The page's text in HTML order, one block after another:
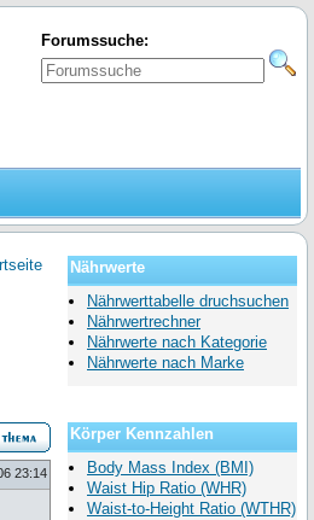
Forumssuche:
23:14
Nährwerte
Nährwerttabelle druchsuchen
Nährwertrechner
Nährwerte nach Kategorie
Nährwerte nach Marke
Körper Kennzahlen
Body Mass Index (BMI)
Waist Hip Ratio (WHR)
Waist-to-Height Ratio (WTHR)